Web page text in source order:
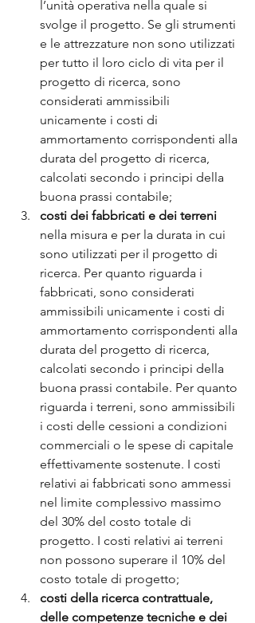
l’unità operativa nella quale si
svolge il progetto. Se gli strumenti
e le attrezzature non sono utilizzati
per tutto il loro ciclo di vita per il
progetto di ricerca, sono
considerati ammissibili
unicamente i costi di
ammortamento corrispondenti alla
durata del progetto di ricerca,
calcolati secondo i principi della
buona prassi contabile;
costi dei fabbricati e dei terreni
nella misura e per la durata in cui
sono utilizzati per il progetto di
ricerca. Per quanto riguarda i
fabbricati, sono considerati
ammissibili unicamente i costi di
ammortamento corrispondenti alla
durata del progetto di ricerca,
calcolati secondo i principi della
buona prassi contabile. Per quanto
riguarda i terreni, sono ammissibili
i costi delle cessioni a condizioni
commerciali o le spese di capitale
effettivamente sostenute. I costi
relativi ai fabbricati sono ammessi
nel limite complessivo massimo
del 30% del costo totale di
progetto. I costi relativi ai terreni
non possono superare il 10% del
costo totale di progetto;
costi della ricerca contrattuale,
delle competenze tecniche e dei